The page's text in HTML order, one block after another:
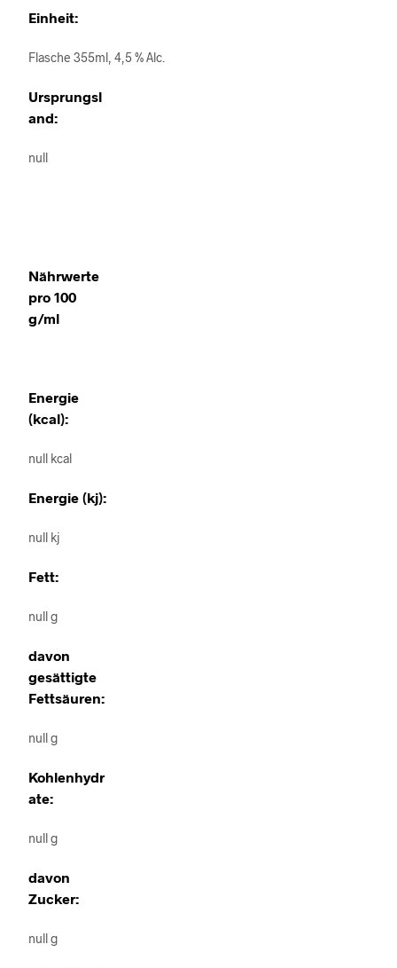
Einheit:
Flasche 355ml, 4,5 % Alc.
Ursprungsl
and:
null
Nährwerte
pro 100
g/ml
Energie
(kcal):
null kcal
Energie (kj):
null kj
Fett:
null g
davon
gesättigte
Fettsäuren:
null g
Kohlenhydr
ate:
null g
davon
Zucker:
null g